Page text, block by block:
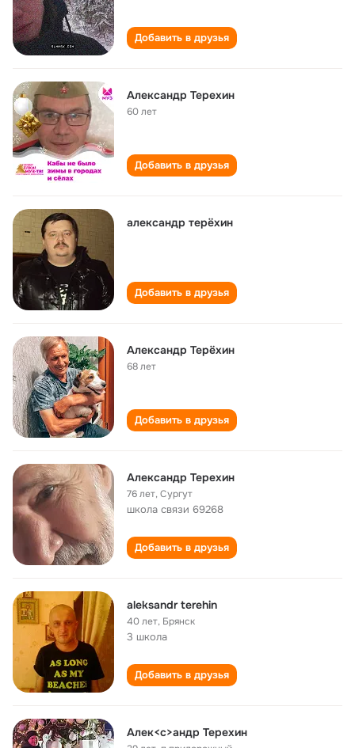
Добавить в друзья
Александр Терехин
60 лет
Добавить в друзья
александр терёхин
Добавить в друзья
Александр Терёхин
68 лет
Добавить в друзья
Александр Терехин
76 лет,Сургут
школа связи 69268
Добавить в друзья
aleksandr terehin
40 лет, Брянск
3 школа
Добавить в друзья
Алек<с>андр Терехин